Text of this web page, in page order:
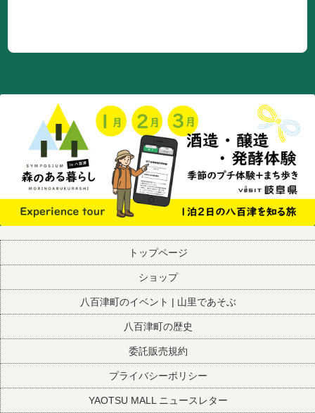
トップページ
ショップ
八百津町のイベント | 山里であそぶ
八百津町の歴史
委託販売規約
プライバシーポリシー
YAOTSU MALL ニュースレター